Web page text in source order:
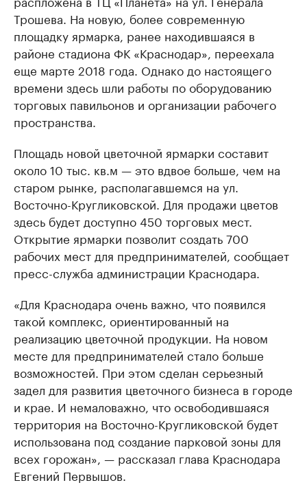
Трошева. На новую, более современную
площадку ярмарка, ранее находившаяся в
районе стадиона ФК «Краснодар», переехала
еще марте 2018 года. Однако до настоящего
времени здесь шли работы по оборудованию
торговых павильонов и организации рабочего
пространства.
Площадь новой цветочной ярмарки составит
около 10 тыс. кв.м — это вдвое больше, чем на
старом рынке, располагавшемся на ул.
Восточно-Кругликовской. Для продажи цветов
здесь будет доступно 450 торговых мест.
Открытие ярмарки позволит создать 700
рабочих мест для предпринимателей, сообщает
пресс-служба администрации Краснодара.
«Для Краснодара очень важно, что появился
такой комплекс, ориентированный на
реализацию цветочной продукции. На новом
месте для предпринимателей стало больше
возможностей. При этом сделан серьезный
задел для развития цветочного бизнеса в городе
и крае. И немаловажно, что освободившаяся
территория на Восточно-Кругликовской будет
использована под создание парковой зоны для
всех горожан», — рассказал глава Краснодара
Евгений Первышов.